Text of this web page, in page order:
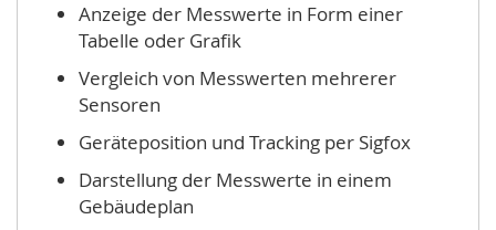
Anzeige der Messwerte in Form einer
Tabelle oder Grafik
Vergleich von Messwerten mehrerer
Sensoren
Geräteposition und Tracking per Sigfox
Darstellung der Messwerte in einem
Gebäudeplan